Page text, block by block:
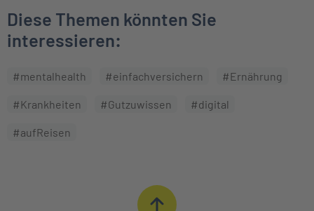
Diese Themen könnten Sie
interessieren:
#mentalhealth #einfachversichern #Ernährung
#Krankheiten #Gutzuwissen #digital
#aufReisen